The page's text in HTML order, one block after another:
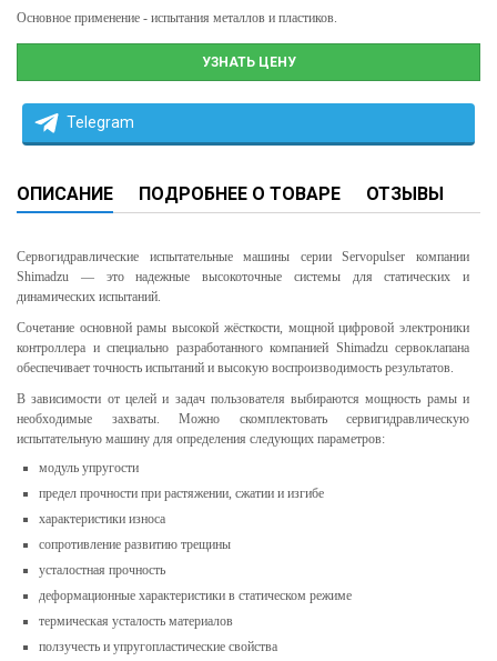
Основное применение - испытания металлов и пластиков.
УЗНАТЬ ЦЕНУ
Telegram
ОПИСАНИЕ ПОДРОБНЕЕ О ТОВАРЕ ОТЗЫВЫ
Сервогидравлические испытательные машины серии Servopulser компании
Shimadzu — это надежные высокоточные системы для статических и
динамических испытаний.
Сочетание основной рамы высокой жёсткости, мощной цифровой электроники
контроллера и специально разработанного компанией Shimadzu сервоклапана
обеспечивает точность испытаний и высокую воспроизводимость результатов.
В зависимости от целей и задач пользователя выбираются мощность рамы и
необходимые захваты. Можно скомплектовать сервигидравлическую
испытательную машину для определения следующих параметров:
модуль упругости
предел прочности при растяжении, сжатии и изгибе
характеристики износа
сопротивление развитию трещины
усталостная прочность
деформационные характеристики в статическом режиме
термическая усталость материалов
ползучесть и упругопластические свойства